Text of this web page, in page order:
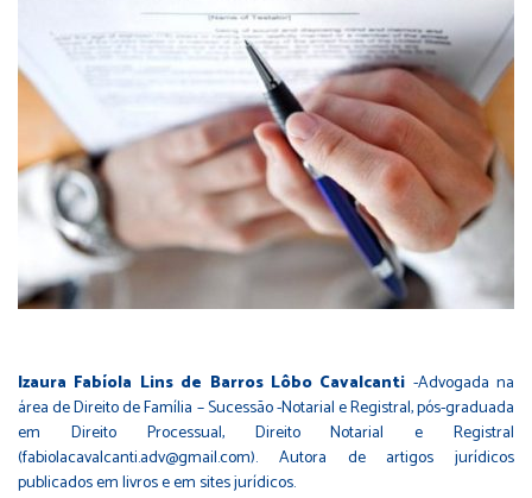
Izaura Fabíola Lins de Barros Lôbo Cavalcanti -Advogada na
área de Direito de Família – Sucessão -Notarial e Registral, pós-graduada
em Direito Processual, Direito Notarial e Registral
(fabiolacavalcanti.adv@gmail.com). Autora de artigos jurídicos
publicados em livros e em sites jurídicos.